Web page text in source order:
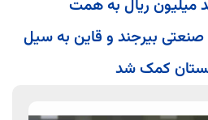
میلیون ریال به همت
بیرجند و قاین به سیل
کمک شد